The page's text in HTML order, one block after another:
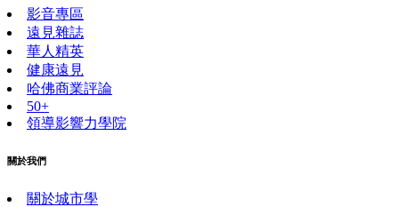
影音專區
遠見雜誌
華人精英
健康遠見
哈佛商業評論
50+
領導影響力學院
關於我們
關於城市學